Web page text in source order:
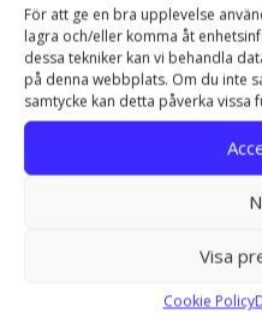
För att ge en bra upplevelse
lagra och/eller komma åt
dessa tekniker kan vi behandla
på denna webbplats. Om du inte
samtycke kan detta påverka vissa
Visa
Cookie Policy
Lagring
LAGRING